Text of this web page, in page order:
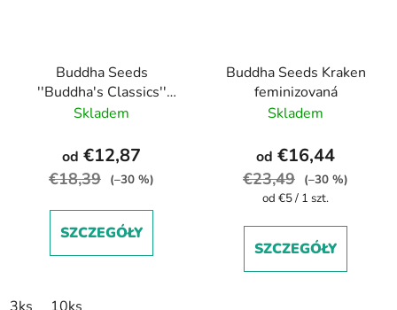
Buddha Seeds
''Buddha's Classics''
Auto AK feminized
Skladem
od €12,87
€18,39 (–30 %)
SZCZEGÓŁY
Buddha Seeds Kraken
feminizovaná
Skladem
od €16,44
€23,49
(–30 %)
Cena
od €5 / 1 szt.
SZCZEGÓŁY